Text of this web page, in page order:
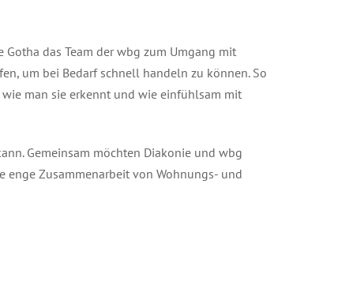
das Team der wbg zum Umgang mit
um bei Bedarf schnell handeln zu können. So
man sie erkennt und wie einfühlsam mit
Gemeinsam möchten Diakonie und wbg
enge Zusammenarbeit von Wohnungs- und